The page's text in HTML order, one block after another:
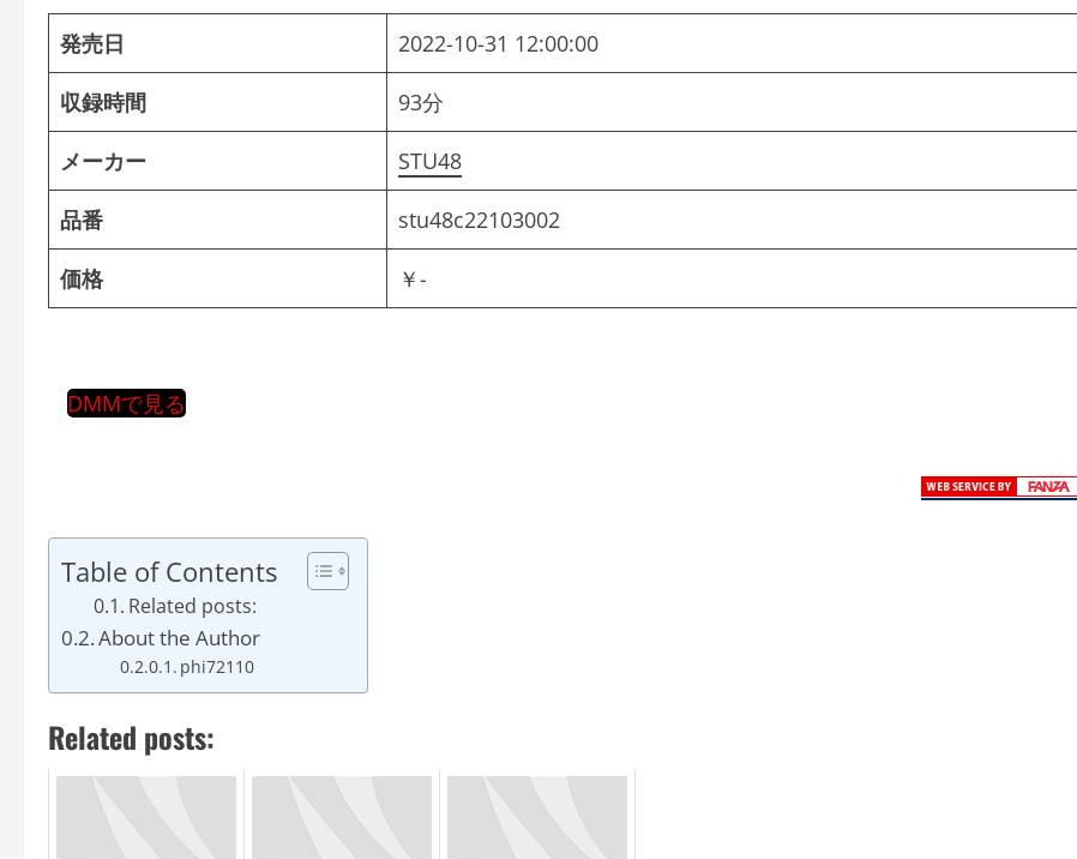
発売日 2022-10-31 12:00:00
収録時間 93分
メーカー STU48
品番 stu48c22103002
価格 ￥-
DMMで見る
Table of Contents
Related posts:
About the Author
phi72110
Related posts: